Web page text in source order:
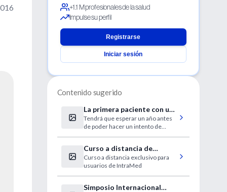
+1.1 M profesionales de la salud
Impulse su perfil
Registrarse
Iniciar sesión
Contenido sugerido
La primera paciente con un
trasplante de útero en EE.
UU.
Tendrá que esperar un año antes
de poder hacer un intento de
Curso a distancia de
Electrocardiografía clínica
Curso a distancia exclusivo para
usuarios de IntraMed
Simposio Internacional